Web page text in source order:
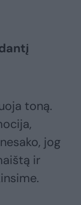
toną.
jog
ir